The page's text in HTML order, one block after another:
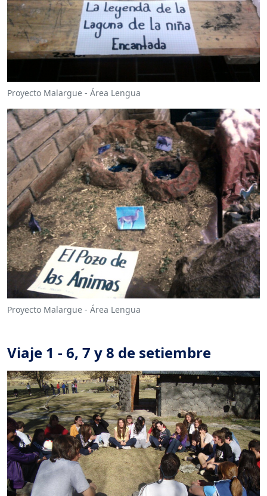
Proyecto Malargue - Área Lengua
Proyecto Malargue - Área Lengua
Viaje 1 - 6, 7 y 8 de setiembre